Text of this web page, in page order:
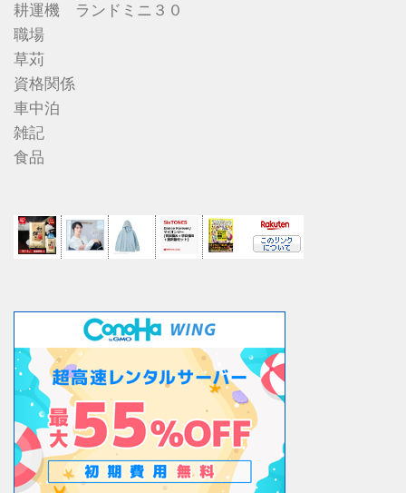
耕運機 ランドミニ３０
職場
草苅
資格関係
車中泊
雑記
食品